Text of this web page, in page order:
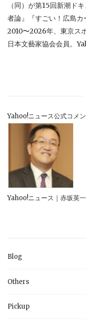
（同）が第15回新潮ド
者論』『すごい！広島カ
2010〜2026年、東京ス
日本文藝家協会会員。
Yahoo!ニュース公式コメ
Yahoo!ニュース｜赤坂英
Blog
Others
Pickup